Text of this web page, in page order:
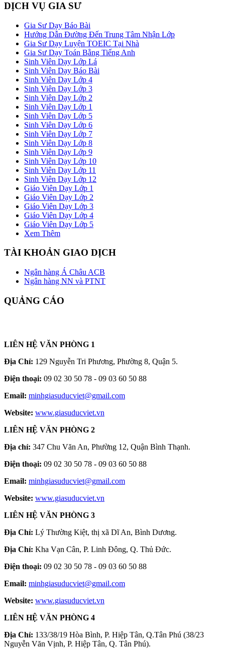
DỊCH VỤ GIA SƯ
Gia Sư Dạy Báo Bài
Hướng Dẫn Đường Đến Trung Tâm Nhận Lớp
Gia Sư Dạy Luyện TOEIC Tại Nhà
Gia Sư Dạy Toán Bằng Tiếng Anh
Sinh Viên Dạy Lớp Lá
Sinh Viên Dạy Báo Bài
Sinh Viên Dạy Lớp 4
Sinh Viên Dạy Lớp 3
Sinh Viên Dạy Lớp 2
Sinh Viên Dạy Lớp 1
Sinh Viên Dạy Lớp 5
Sinh Viên Dạy Lớp 6
Sinh Viên Dạy Lớp 7
Sinh Viên Dạy Lớp 8
Sinh Viên Dạy Lớp 9
Sinh Viên Dạy Lớp 10
Sinh Viên Dạy Lớp 11
Sinh Viên Dạy Lớp 12
Giáo Viên Dạy Lớp 1
Giáo Viên Dạy Lớp 2
Giáo Viên Dạy Lớp 3
Giáo Viên Dạy Lớp 4
Giáo Viên Dạy Lớp 5
Xem Thêm
TÀI KHOẢN GIAO DỊCH
Ngân hàng Á Châu ACB
Ngân hàng NN và PTNT
QUẢNG CÁO
LIÊN HỆ VĂN PHÒNG 1
Địa Chỉ: 129 Nguyễn Tri Phương, Phường 8, Quận 5.
Điện thoại: 09 02 30 50 78 - 09 03 60 50 88
Email: minhgiasuducviet@gmail.com
Website: www.giasuducviet.vn
LIÊN HỆ VĂN PHÒNG 2
Địa chỉ: 347 Chu Văn An, Phường 12, Quận Bình Thạnh.
Điện thoại: 09 02 30 50 78 - 09 03 60 50 88
Email: minhgiasuducviet@gmail.com
Website: www.giasuducviet.vn
LIÊN HỆ VĂN PHÒNG 3
Địa Chỉ: Lý Thường Kiệt, thị xã Dĩ An, Bình Dương.
Địa Chỉ: Kha Vạn Cân, P. Linh Đông, Q. Thủ Đức.
Điện thoại: 09 02 30 50 78 - 09 03 60 50 88
Email: minhgiasuducviet@gmail.com
Website: www.giasuducviet.vn
LIÊN HỆ VĂN PHÒNG 4
Địa Chỉ: 133/38/19 Hòa Bình, P. Hiệp Tân, Q.Tân Phú (38/23
Nguyễn Văn Vịnh, P. Hiệp Tân, Q. Tân Phú).